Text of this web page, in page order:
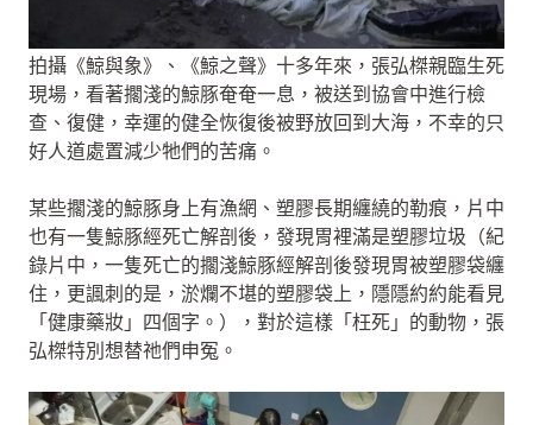
拍攝《鯨與象》、《鯨之聲》十多年來，張弘榤親臨生死
現場，看著擱淺的鯨豚奄奄一息，被送到協會中進行檢
查、復健，幸運的健全恢復後被野放回到大海，不幸的只
好人道處置減少牠們的苦痛。
某些擱淺的鯨豚身上有漁網、塑膠長期纏繞的勒痕，片中
也有一隻鯨豚經死亡解剖後，發現胃裡滿是塑膠垃圾（紀
錄片中，一隻死亡的擱淺鯨豚經解剖後發現胃被塑膠袋纏
住，更諷刺的是，淤爛不堪的塑膠袋上，隱隱約約能看見
「健康藥妝」四個字。），對於這樣「枉死」的動物，張
弘榤特別想替祂們申冤。